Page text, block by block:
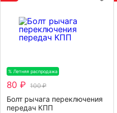
% Летняя распродажа
80 ₽ 100 ₽
Болт рычага переключения
передач КПП